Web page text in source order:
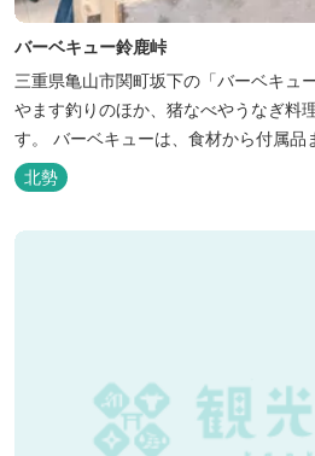
バーベキュー鈴鹿峠
三重県亀山市関町坂下の「バーベキュ
やます釣りのほか、猪なべやうなぎ料
す。 バーベキューは、食材から付属品まで全て揃っていますので手
ぶらで楽しむ事ができますよ！釣り掘
場で味わえる「マス釣り」も人気です。 宿泊施設も完備していま
北勢